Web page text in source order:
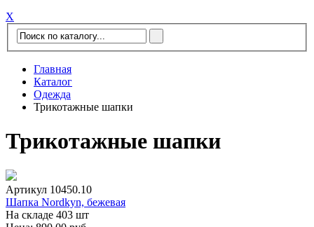
Х
Главная
Каталог
Одежда
Трикотажные шапки
Трикотажные шапки
Артикул 10450.10
Шапка Nordkyn, бежевая
На складе 403 шт